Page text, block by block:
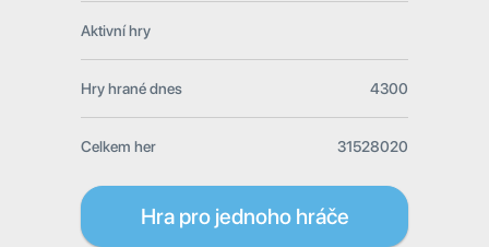
Aktivní hry
Hry hrané dnes 4300
Celkem her 31528020
Hra pro jednoho hráče